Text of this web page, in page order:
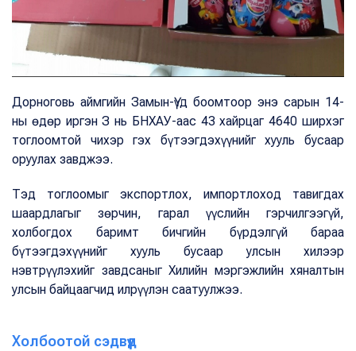
Дорноговь аймгийн Замын-Үүд боомтоор энэ сарын 14-
ны өдөр иргэн З нь БНХАУ-аас 43 хайрцаг 4640 ширхэг
тоглоомтой чихэр гэх бүтээгдэхүүнийг хууль бусаар
оруулах завджээ.
Тэд тоглоомыг экспортлох, импортлоход тавигдах
шаардлагыг зөрчин, гарал үүслийн гэрчилгээгүй,
холбогдох баримт бичгийн бүрдэлгүй бараа
бүтээгдэхүүнийг хууль бусаар улсын хилээр
нэвтрүүлэхийг завдсаныг Хилийн мэргэжлийн хяналтын
улсын байцаагчид илрүүлэн саатуулжээ.
Холбоотой сэдвүүд